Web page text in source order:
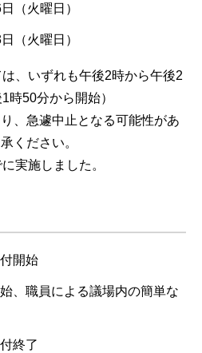
（火曜日）
（火曜日）
、いずれも午後2時から午後2
時50分から開始）
、急遽中止となる可能性があ
ください。
実施しました。
開始
、職員による議場内の簡単な
終了